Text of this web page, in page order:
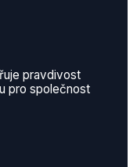
pravdivost
pro společnost